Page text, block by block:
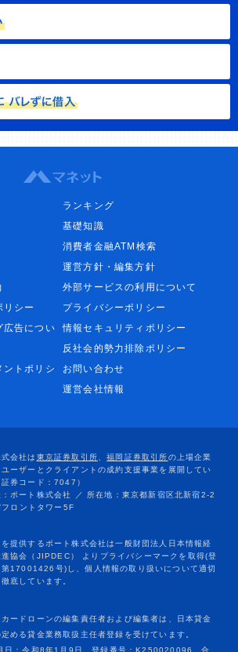
ランキング
基礎知識
消費者金融ATM検索
運営方針・編集方針
外部サービスの利用について
リシー
プライバシーポリシー
広告につい
情報セキュリティポリシー
反社会的勢力排除ポリシー
ントポリシ
お問い合わせ
運営会社情報
ードローンの編集責任者および編集者は、日本貸金
める貸金業務取扱主任者登録を受けています。
日：令和8年1月9日、登録番号：K250020096、合